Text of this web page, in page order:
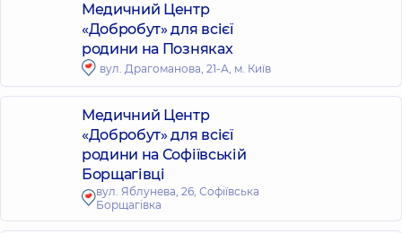
Медичний Центр
«Добробут» для всієї
родини на Позняках
вул. Драгоманова, 21-А, м. Київ
Медичний Центр
«Добробут» для всієї
родини на Софіївській
Борщагівці
вул. Яблунева, 26, Софіївська
Борщагівка